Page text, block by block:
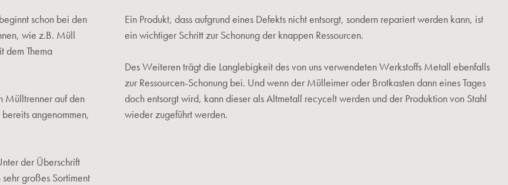
schon bei den
wie z.B. Müll
dem Thema
Mülltrenner auf den
angenommen,
der Überschrift
großes Sortiment
Ein Produkt, dass aufgrund eines Defekts nicht entsorgt, sondern repariert werden kann, ist
ein wichtiger Schritt zur Schonung der knappen Ressourcen.
Des Weiteren trägt die Langlebigkeit des von uns verwendeten Werkstoffs Metall ebenfalls
zur Ressourcen-Schonung bei. Und wenn der Mülleimer oder Brotkasten dann eines Tages
doch entsorgt wird, kann dieser als Altmetall recycelt werden und der Produktion von Stahl
wieder zugeführt werden.